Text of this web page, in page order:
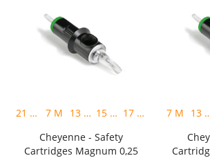
21 M 7 M 13 M 15 M 17 M 23 M
27 M
Cheyenne - Safety
Cartridges Magnum 0,25
7 M